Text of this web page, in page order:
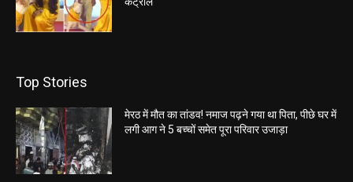
Top Stories
मेरठ में मौत का तांडव! नमाज पढ़ने गया था पिता, पीछे घर में
लगी आग ने 5 बच्चों समेत पूरा परिवार उजाड़ा